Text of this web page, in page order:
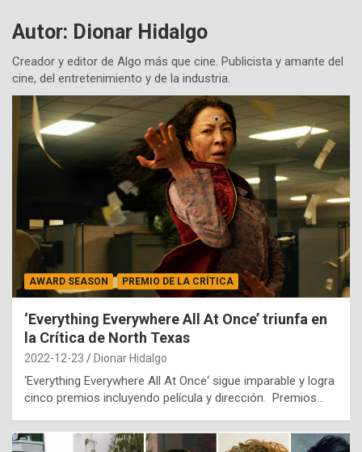
Autor: Dionar Hidalgo
Creador y editor de Algo más que cine. Publicista y amante del
cine, del entretenimiento y de la industria.
AWARD SEASON PREMIO DE LA CRÍTICA
‘Everything Everywhere All At Once’ triunfa en
la Crítica de North Texas
2022-12-23 Dionar Hidalgo
‘Everything Everywhere All At Once‘ sigue imparable y logra
cinco premios incluyendo película y dirección. Premios…